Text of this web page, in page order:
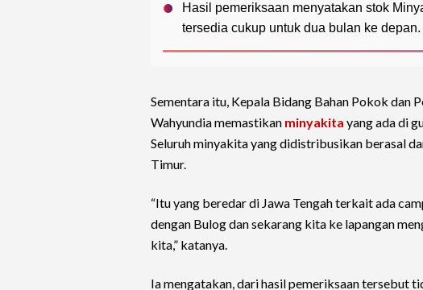
Hasil pemeriksaan menyatakan stok
tersedia cukup untuk dua bulan ke depan.
Sementara itu, Kepala Bidang Bahan Pokok dan
Wahyundia memastikan minyakita yang ada di
Seluruh minyakita yang didistribusikan berasal
Timur.
“Itu yang beredar di Jawa Tengah terkait ada
dengan Bulog dan sekarang kita ke lapangan
kita,” katanya.
Ia mengatakan, dari hasil pemeriksaan tersebut